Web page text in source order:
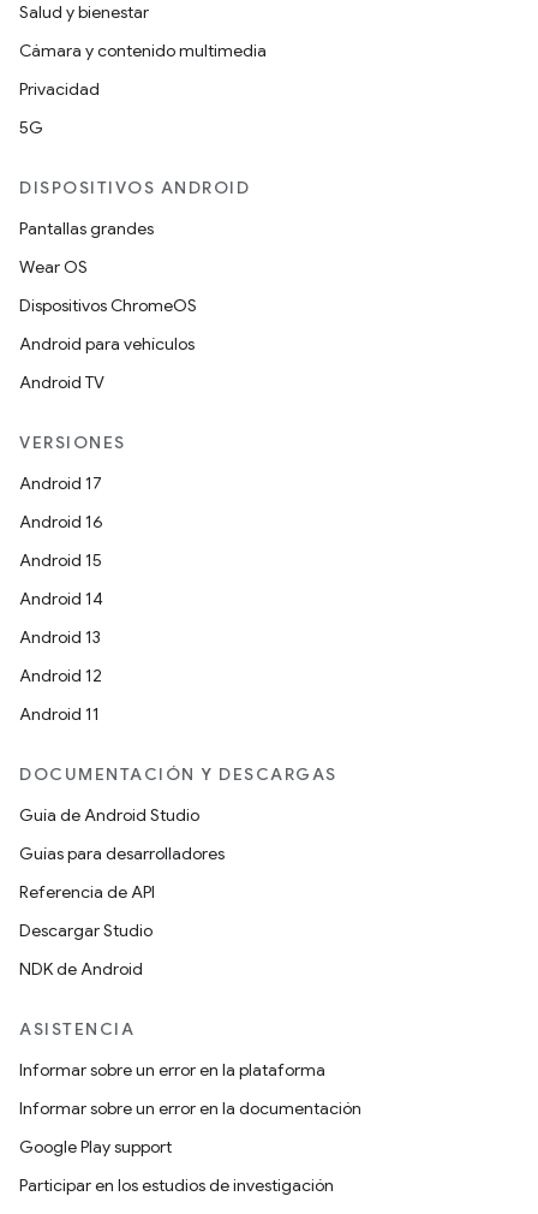
Salud y bienestar
Cámara y contenido multimedia
Privacidad
5G
DISPOSITIVOS ANDROID
Pantallas grandes
Wear OS
Dispositivos ChromeOS
Android para vehículos
Android TV
VERSIONES
Android 17
Android 16
Android 15
Android 14
Android 13
Android 12
Android 11
DOCUMENTACIÓN Y DESCARGAS
Guía de Android Studio
Guías para desarrolladores
Referencia de API
Descargar Studio
NDK de Android
ASISTENCIA
Informar sobre un error en la plataforma
Informar sobre un error en la documentación
Google Play support
Participar en los estudios de investigación